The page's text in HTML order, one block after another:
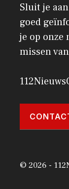
Sluit je
goed
je op onze
missen
© 2026 -